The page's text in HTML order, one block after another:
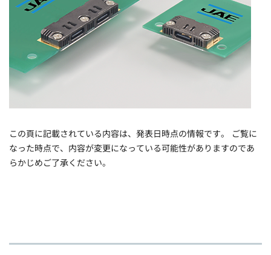
この頁に記載されている内容は、発表日時点の情報です。 ご覧に
なった時点で、内容が変更になっている可能性がありますのであ
らかじめご了承ください。